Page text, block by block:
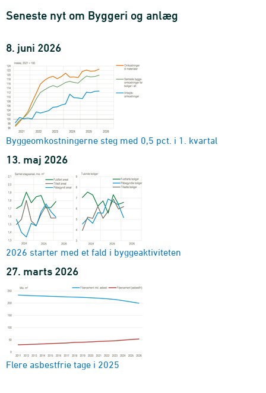
Byggeomkostningsindeks for boliger
2003-2025
Byggeomkostningsindeks for boliger
hovedindeks, delindeks, art og enhed
2003-2025
Omkostningsindeks for anlæg
indekstype og enhed
1987-2025
branche
2008M01-2025M12 - Indeks
Seneste nyt om Byggeri og anlæg
8. juni 2026
Byggeomkostningerne steg med 0,5 pct. i 1. kvartal
13. maj 2026
2026 starter med et fald i byggeaktiviteten
27. marts 2026
Flere asbestfrie tage i 2025